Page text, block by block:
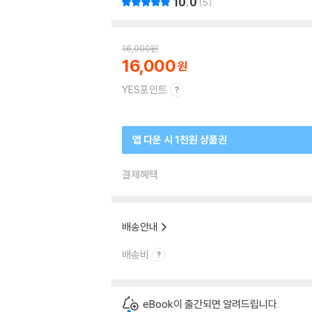
16,000원
16,000
YES포인트
앱 다운 시 1천원 상품권
결제혜택
배송안내
배송비
eBook이 출간되면 알려드립니다.